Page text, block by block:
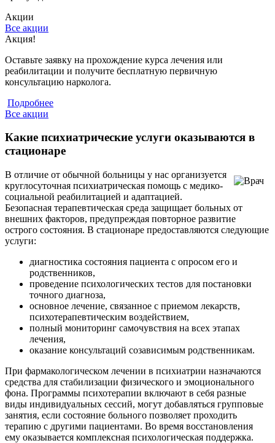
Акции
Все акции
Акция!
Оставьте заявку на прохождение курса лечения или
реабилитации и получите бесплатную первичную
консультацию нарколога.
Подробнее
Все акции
Какие психиатрические услуги оказываются в
стационаре
В отличие от обычной больницы у нас организуется
круглосуточная психиатрическая помощь с медико-
социальной реабилитацией и адаптацией.
Безопасная терапевтическая среда защищает больных от
внешних факторов, предупреждая повторное развитие
острого состояния. В стационаре предоставляются следующие
услуги:
диагностика состояния пациента с опросом его и
родственников,
проведение психологических тестов для постановки
точного диагноза,
основное лечение, связанное с приемом лекарств,
психотерапевтическим воздействием,
полный мониторинг самочувствия на всех этапах
лечения,
оказание консультаций созависимым родственникам.
При фармакологическом лечении в психиатрии назначаются
средства для стабилизации физического и эмоционального
фона. Программы психотерапии включают в себя разные
виды индивидуальных сессий, могут добавляться групповые
занятия, если состояние больного позволяет проходить
терапию с другими пациентами. Во время восстановления
ему оказывается комплексная психологическая поддержка.